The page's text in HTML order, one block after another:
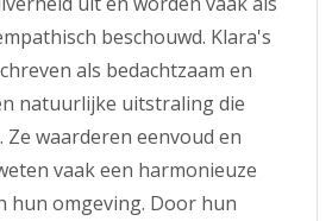
beschouwd. Klara's
als bedachtzaam en
natuurlijke uitstraling die
waarderen eenvoud en
vaak een harmonieuze
hun omgeving. Door hun